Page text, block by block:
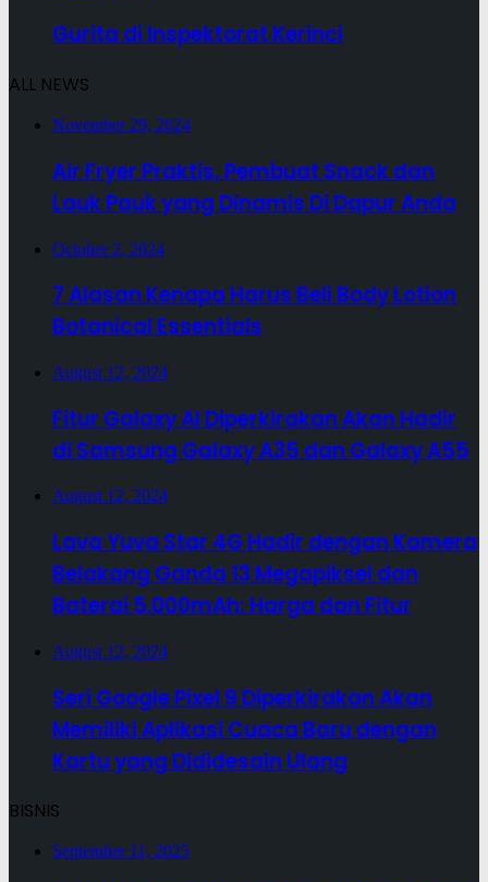
Gurita di Inspektorat Kerinci
ALL NEWS
November 29, 2024
Air Fryer Praktis, Pembuat Snack dan
Lauk Pauk yang Dinamis Di Dapur Anda
October 2, 2024
7 Alasan Kenapa Harus Beli Body Lotion
Botanical Essentials
August 12, 2024
Fitur Galaxy AI Diperkirakan Akan Hadir
di Samsung Galaxy A35 dan Galaxy A55
August 12, 2024
Lava Yuva Star 4G Hadir dengan Kamera
Belakang Ganda 13 Megapiksel dan
Baterai 5.000mAh: Harga dan Fitur
August 12, 2024
Seri Google Pixel 9 Diperkirakan Akan
Memiliki Aplikasi Cuaca Baru dengan
Kartu yang Dididesain Ulang
BISNIS
September 11, 2025